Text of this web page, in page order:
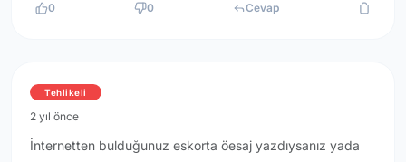
0 0 Cevap
Tehlikeli
2 yıl önce
İnternetten bulduğunuz eskorta öesaj yazdıysanız yada